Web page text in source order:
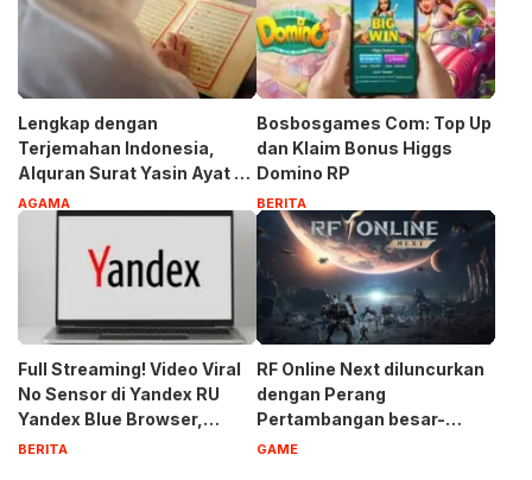
Lengkap dengan
Terjemahan Indonesia,
Alquran Surat Yasin Ayat 1-
83
AGAMA
Bosbosgames Com: Top Up
dan Klaim Bonus Higgs
Domino RP
BERITA
Full Streaming! Video Viral
No Sensor di Yandex RU
Yandex Blue Browser,
Privasi Aman Terbaru 2023
BERITA
RF Online Next diluncurkan
dengan Perang
Pertambangan besar-
besaran, Biosuit keren, dan
GAME